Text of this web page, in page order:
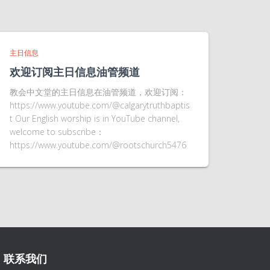
主日信息
欢迎订阅主日信息油管频道
教会中文堂的主日信息在油管频道，欢迎订阅：
https://www.youtube.com/@calgarytruthbaptis
t Our English worship is in YouTube channel,
welcome to subscribe：
https://www.youtube.com/@rootschurch5476
联系我们